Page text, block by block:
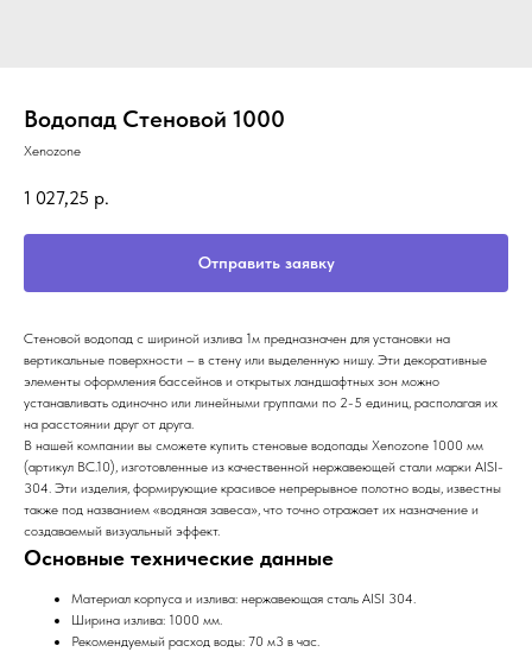
Водопад Стеновой 1000
Xenozone
1 027,25 р.
Отправить заявку
Стеновой водопад с шириной излива 1м предназначен для установки на
вертикальные поверхности – в стену или выделенную нишу. Эти декоративные
элементы оформления бассейнов и открытых ландшафтных зон можно
устанавливать одиночно или линейными группами по 2-5 единиц, располагая их
на расстоянии друг от друга.
В нашей компании вы сможете купить стеновые водопады Xenozone 1000 мм
(артикул ВС.10), изготовленные из качественной нержавеющей стали марки AISI-
304. Эти изделия, формирующие красивое непрерывное полотно воды, известны
также под названием «водяная завеса», что точно отражает их назначение и
создаваемый визуальный эффект.
Основные технические данные
Материал корпуса и излива: нержавеющая сталь AISI 304.
Ширина излива: 1000 мм.
Рекомендуемый расход воды: 70 м3 в час.